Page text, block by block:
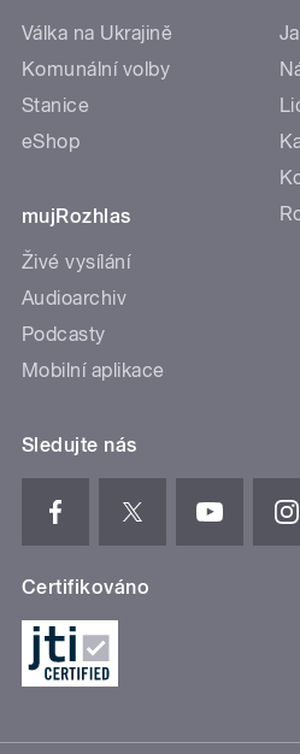
Válka na Ukrajině
Komunální volby
Stanice
eShop
mujRozhlas
Živé vysílání
Audioarchiv
Podcasty
Mobilní aplikace
Sledujte nás
Certifikováno